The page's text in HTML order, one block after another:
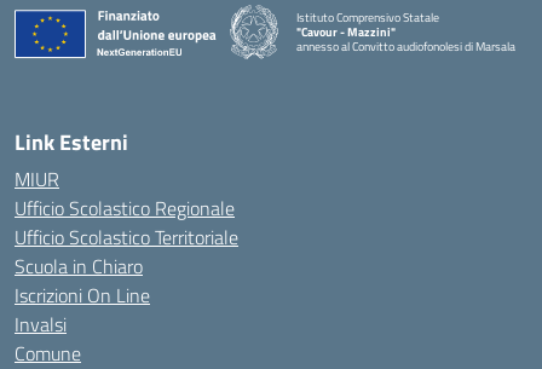
Istituto Comprensivo Statale
"Cavour - Mazzini"
annesso al Convitto audiofonolesi di Marsala
Link Esterni
MIUR
Ufficio Scolastico Regionale
Ufficio Scolastico Territoriale
Scuola in Chiaro
Iscrizioni On Line
Invalsi
Comune